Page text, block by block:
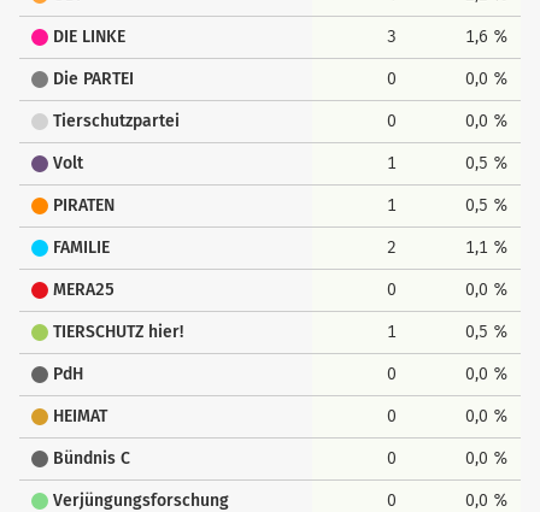
DIE LINKE 3 1,6 %
Die PARTEI 0 0,0 %
Tierschutzpartei 0 0,0 %
Volt 1 0,5 %
PIRATEN 1 0,5 %
FAMILIE 2 1,1 %
MERA25 0 0,0 %
TIERSCHUTZ hier! 1 0,5 %
PdH 0 0,0 %
HEIMAT 0 0,0 %
Bündnis C 0 0,0 %
Verjüngungsforschung 0 0,0 %